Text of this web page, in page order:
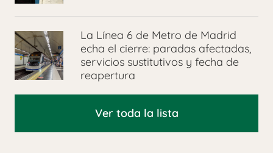
La Línea 6 de Metro de Madrid
echa el cierre: paradas afectadas,
servicios sustitutivos y fecha de
reapertura
Ver toda la lista